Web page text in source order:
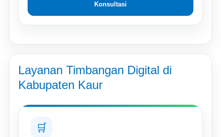
Konsultasi
Layanan Timbangan Digital di
Kabupaten Kaur
🛒